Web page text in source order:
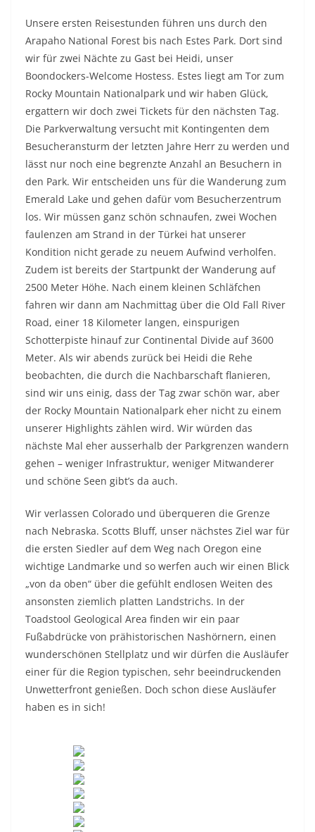
Unsere ersten Reisestunden führen uns durch den
Arapaho National Forest bis nach Estes Park. Dort sind
wir für zwei Nächte zu Gast bei Heidi, unser
Boondockers-Welcome Hostess. Estes liegt am Tor zum
Rocky Mountain Nationalpark und wir haben Glück,
ergattern wir doch zwei Tickets für den nächsten Tag.
Die Parkverwaltung versucht mit Kontingenten dem
Besucheransturm der letzten Jahre Herr zu werden und
lässt nur noch eine begrenzte Anzahl an Besuchern in
den Park. Wir entscheiden uns für die Wanderung zum
Emerald Lake und gehen dafür vom Besucherzentrum
los. Wir müssen ganz schön schnaufen, zwei Wochen
faulenzen am Strand in der Türkei hat unserer
Kondition nicht gerade zu neuem Aufwind verholfen.
Zudem ist bereits der Startpunkt der Wanderung auf
2500 Meter Höhe. Nach einem kleinen Schläfchen
fahren wir dann am Nachmittag über die Old Fall River
Road, einer 18 Kilometer langen, einspurigen
Schotterpiste hinauf zur Continental Divide auf 3600
Meter. Als wir abends zurück bei Heidi die Rehe
beobachten, die durch die Nachbarschaft flanieren,
sind wir uns einig, dass der Tag zwar schön war, aber
der Rocky Mountain Nationalpark eher nicht zu einem
unserer Highlights zählen wird. Wir würden das
nächste Mal eher ausserhalb der Parkgrenzen wandern
gehen – weniger Infrastruktur, weniger Mitwanderer
und schöne Seen gibt’s da auch.
Wir verlassen Colorado und überqueren die Grenze
nach Nebraska. Scotts Bluff, unser nächstes Ziel war für
die ersten Siedler auf dem Weg nach Oregon eine
wichtige Landmarke und so werfen auch wir einen Blick
„von da oben“ über die gefühlt endlosen Weiten des
ansonsten ziemlich platten Landstrichs. In der
Toadstool Geological Area finden wir ein paar
Fußabdrücke von prähistorischen Nashörnern, einen
wunderschönen Stellplatz und wir dürfen die Ausläufer
einer für die Region typischen, sehr beeindruckenden
Unwetterfront genießen. Doch schon diese Ausläufer
haben es in sich!